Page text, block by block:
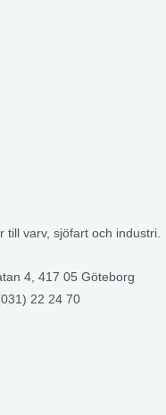
varv, sjöfart och industri.
4, 417 05 Göteborg
22 24 70